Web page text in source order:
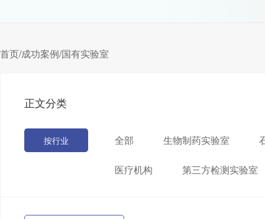
首页/成功案例/国有实验室
正文分类
按行业 全部 生物制药实验室
医疗机构 第三方检测实验室